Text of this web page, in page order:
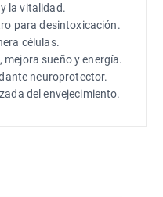
la vitalidad.
para desintoxicación.
células.
mejora sueño y energía.
neuroprotector.
del envejecimiento.